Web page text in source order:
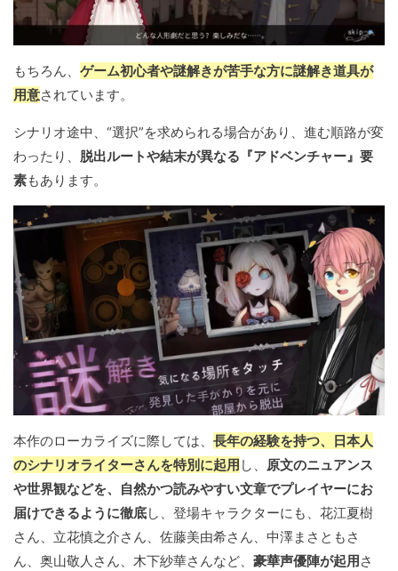
もちろん、 ゲーム初心者や謎解きが苦手な方に謎解き道具が
用意されています。
シナリオ途中、“選択”を求められる場合があり、進む順路が変
わったり、 脱出ルートや結末が異なる『アドベンチャー』要
素もあります。
本作のローカライズに際しては、 長年の経験を持つ、日本人
のシナリオライターさんを特別に起用 し、 原文のニュアンス
や世界観などを、自然かつ読みやすい文章でプレイヤーにお
届けできるように徹底し、登場キャラクターにも、花江夏樹
さん、立花慎之介さん、佐藤美由希さん、中澤まさともさ
ん、奥山敬人さん、木下紗華さんなど、 豪華声優陣が起用 さ